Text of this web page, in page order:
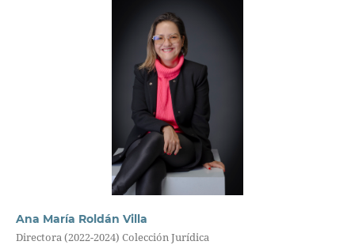
Ana María Roldán Villa
Directora (2022-2024) Colección Jurídica